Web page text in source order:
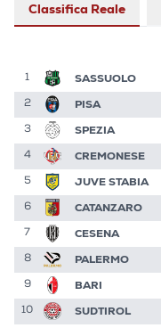
Classifica Reale
1 SASSUOLO
2 PISA
3 SPEZIA
4 CREMONESE
5 JUVE STABIA
6 CATANZARO
7 CESENA
8 PALERMO
9 BARI
10 SUDTIROL